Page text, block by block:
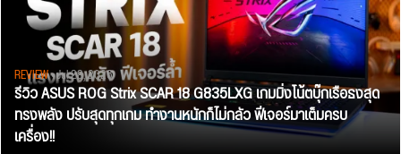
REVIEW• Jul 28, 2026
รีวิว ASUS ROG Strix SCAR 18 G835LXG เกมมิ่งโน้ตบุ๊กเรือธงสุด
ทรงพลัง ปรับสุดทุกเกม ทำงานหนักก็ไม่กลัว ฟีเจอร์มาเต็มครบ
เครื่อง!!